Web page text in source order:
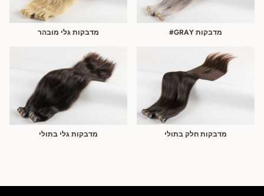
מדבקות GRAY# מדבקות גלי מובהר
מדבקות חלק בתולי מדבקות גלי בתולי